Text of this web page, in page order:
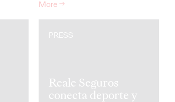
More→
PRESS
Reale Seguros
conecta deporte y